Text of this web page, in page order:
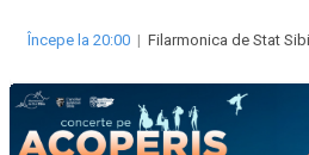
Începe la 20:00 | Filarmonica de Stat